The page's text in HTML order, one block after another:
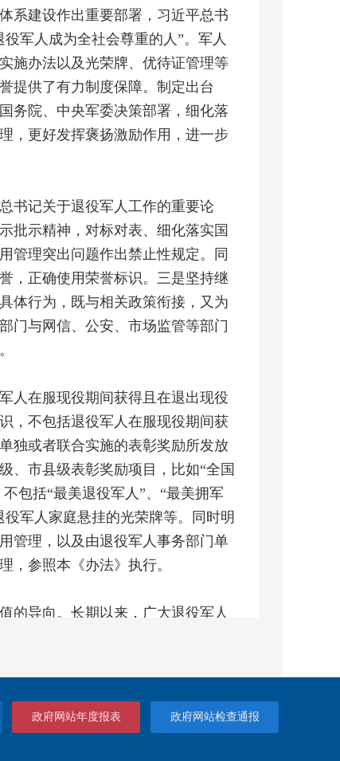
系建设作出重要部署，习近平总书
军人成为全社会尊重的人”。军人
施办法以及光荣牌、优待证管理等
提供了有力制度保障。制定出台
务院、中央军委决策部署，细化落
，更好发挥褒扬激励作用，进一步
书记关于退役军人工作的重要论
批示精神，对标对表、细化落实国
管理突出问题作出禁止性规定。同
，正确使用荣誉标识。三是坚持继
体行为，既与相关政策衔接，又为
门与网信、公安、市场监管等部门
人在服现役期间获得且在退出现役
，不包括退役军人在服现役期间获
独或者联合实施的表彰奖励所发放
、市县级表彰奖励项目，比如“全国
包括“最美退役军人”、“最美拥军
军人家庭悬挂的光荣牌等。同时明
管理，以及由退役军人事务部门单
，参照本《办法》执行。
的导向。长期以来，广大退役军人
观的角度出发合理使用荣誉标识，
奖章、纪念章，要求加强退役军人
政府网站年度报表 政府网站检查通报